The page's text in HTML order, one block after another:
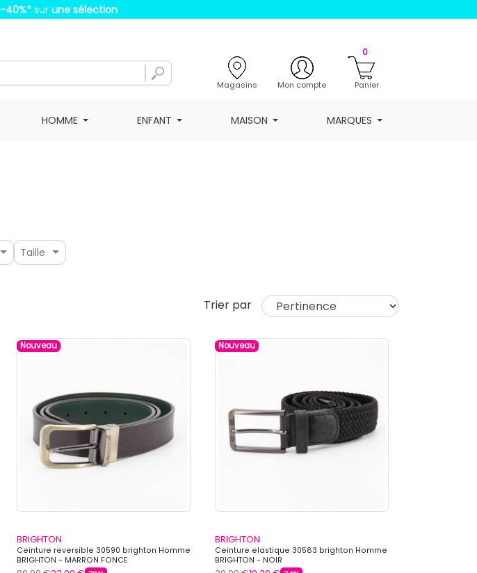
-40%* sur une sélection
Magasins Mon compte
0
Panier
HOMME ENFANT MAISON MARQUES
Taille
Trier par
Nouveau
BRIGHTON
Ceinture reversible 30590 brighton Homme
BRIGHTON - MARRON FONCE
Nouveau
BRIGHTON
Ceinture elastique 30583 brighton Homme
BRIGHTON - NOIR